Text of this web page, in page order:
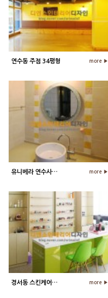
연수동 주점 34평형 more ▶
유니베라 연수사업부 more ▶
경서동 스킨케어샵 25평형 more ▶